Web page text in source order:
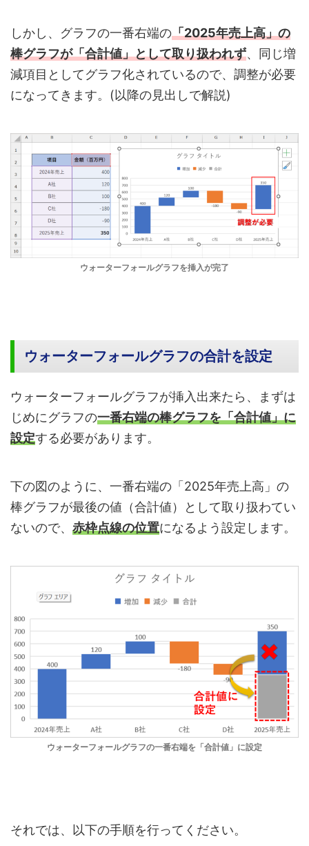
しかし、グラフの一番右端の「2025年売上高」の
棒グラフが「合計値」として取り扱われず、同じ増
減項目としてグラフ化されているので、調整が必要
になってきます。(以降の見出しで解説)
ウォーターフォールグラフを挿入が完了
ウォーターフォールグラフの合計を設定
ウォーターフォールグラフが挿入出来たら、まずは
じめにグラフの一番右端の棒グラフを「合計値」に
設定する必要があります。
下の図のように、一番右端の「2025年売上高」の
棒グラフが最後の値（合計値）として取り扱わてい
ないので、 赤枠点線の位置になるよう設定します。
ウォーターフォールグラフの一番右端を「合計値」に設定
それでは、以下の手順を行ってください。